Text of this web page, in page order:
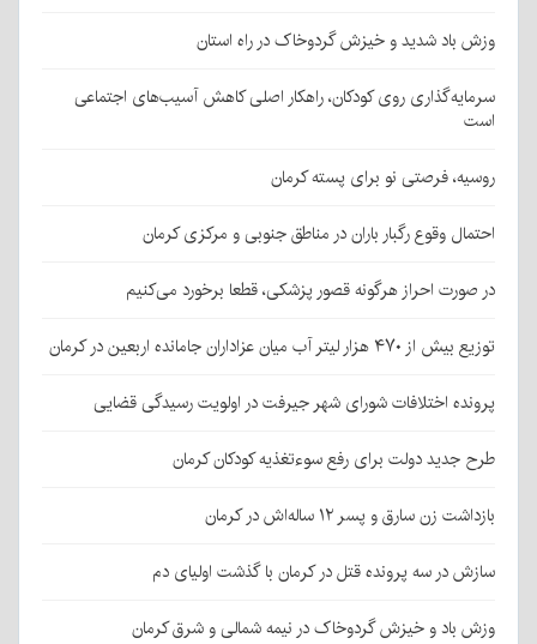
وزش باد شدید و خیزش گردوخاک در راه استان
سرمایه‌گذاری روی کودکان، راهکار اصلی کاهش آسیب‌های اجتماعی
است
روسیه، فرصتی نو برای پسته کرمان
احتمال وقوع رگبار باران در مناطق جنوبی و مرکزی کرمان
در صورت احراز هرگونه قصور پزشکی، قطعا برخورد می‌کنیم
توزیع بیش از ۴۷۰ هزار لیتر آب میان عزاداران جامانده اربعین در کرمان
پرونده اختلافات شورای شهر جیرفت در اولویت رسیدگی قضایی
طرح جدید دولت برای رفع سوءتغذیه کودکان کرمان
بازداشت زن سارق و پسر ۱۲ ساله‌اش در کرمان
سازش در سه پرونده قتل در کرمان با گذشت اولیای دم
وزش باد و خیزش گردوخاک در نیمه شمالی و شرق کرمان